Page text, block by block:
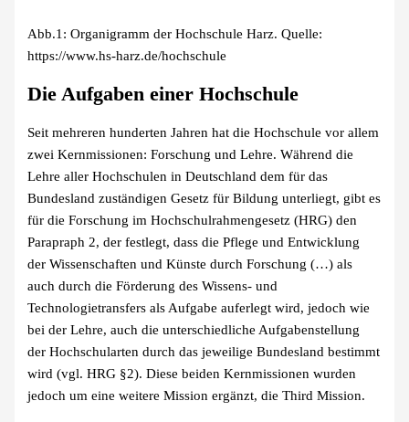
Abb.1: Organigramm der Hochschule Harz. Quelle:
https://www.hs-harz.de/hochschule
Die Aufgaben einer Hochschule
Seit mehreren hunderten Jahren hat die Hochschule vor allem
zwei Kernmissionen: Forschung und Lehre. Während die
Lehre aller Hochschulen in Deutschland dem für das
Bundesland zuständigen Gesetz für Bildung unterliegt, gibt es
für die Forschung im Hochschulrahmengesetz (HRG) den
Parapraph 2, der festlegt, dass die Pflege und Entwicklung
der Wissenschaften und Künste durch Forschung (…) als
auch durch die Förderung des Wissens- und
Technologietransfers als Aufgabe auferlegt wird, jedoch wie
bei der Lehre, auch die unterschiedliche Aufgabenstellung
der Hochschularten durch das jeweilige Bundesland bestimmt
wird (vgl. HRG §2). Diese beiden Kernmissionen wurden
jedoch um eine weitere Mission ergänzt, die Third Mission.